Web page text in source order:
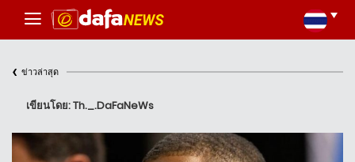
‹ ข่าวล่าสุด
เขียนโดย: Th._.DaFaNeWs